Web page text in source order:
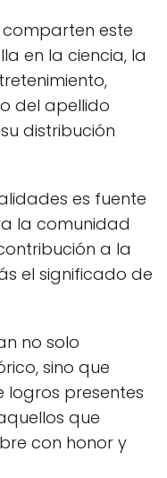
este
en la ciencia, la
del apellido
distribución
es fuente
la comunidad
a la
el significado de
no solo
sino que
logros presentes
que
con honor y